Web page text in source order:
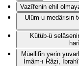
Vazîfenin ehil
Ulûm-u medârisin
Kütüb-ü
Müellifin yerin
İmâm-ı Râzi,